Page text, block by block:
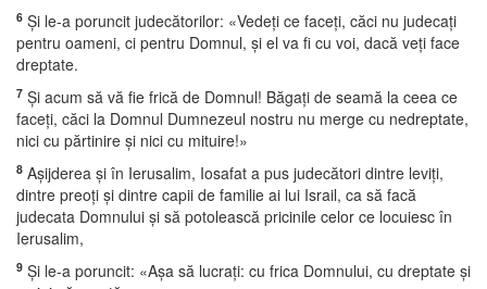
6 Şi le-a poruncit judecătorilor: «Vedeţi ce faceţi, căci nu judecaţi
pentru oameni, ci pentru Domnul, şi el va fi cu voi, dacă veţi face
dreptate.
7 Şi acum să vă fie frică de Domnul! Băgaţi de seamă la ceea ce
faceţi, căci la Domnul Dumnezeul nostru nu merge cu nedreptate,
nici cu părtinire şi nici cu mituire!»
8 Aşijderea şi în Ierusalim, Iosafat a pus judecători dintre leviţi,
dintre preoţi şi dintre capii de familie ai lui Israil, ca să facă
judecata Domnului şi să potolească pricinile celor ce locuiesc în
Ierusalim,
9 Şi le-a poruncit: «Aşa să lucraţi: cu frica Domnului, cu dreptate şi